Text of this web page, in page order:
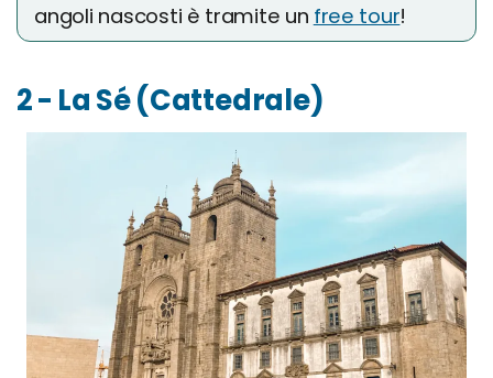
angoli nascosti è tramite un free tour!
2 - La Sé (Cattedrale)